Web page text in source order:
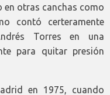
en otras canchas como
contó certeramente
Torres en una
para quitar presión
en 1975, cuando